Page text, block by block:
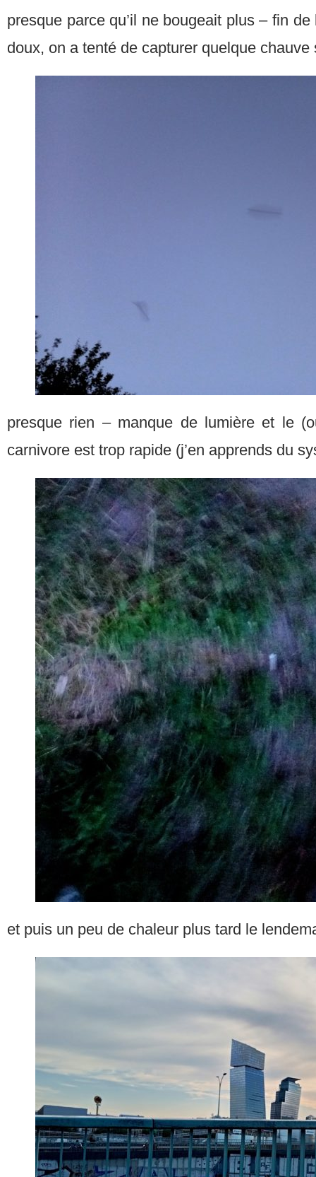
presque parce qu’il ne bougeait plus – fin
doux, on a tenté de capturer quelque chauve
presque rien – manque de lumière et le
carnivore est trop rapide (j’en apprends du
et puis un peu de chaleur plus tard le